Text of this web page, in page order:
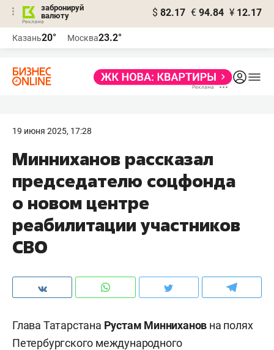
забронируй
валюту
$ 82.17 € 94.84 ¥ 12.17
Казань20° Москва23.2°
19 июня 2025, 17:28
Минниханов рассказал
председателю соцфонда
о новом центре
реабилитации участников
СВО
Глава Татарстана Рустам Минниханов на полях
Петербургского международного